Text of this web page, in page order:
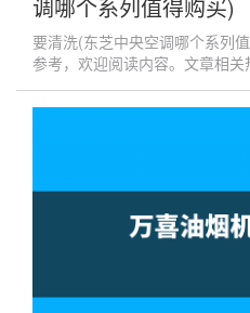
调哪个系列值得购买)
要清洗(东芝中央空调哪个系列
参考，欢迎阅读内容。文章相